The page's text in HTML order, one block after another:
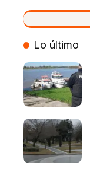
VIVO
Lo último